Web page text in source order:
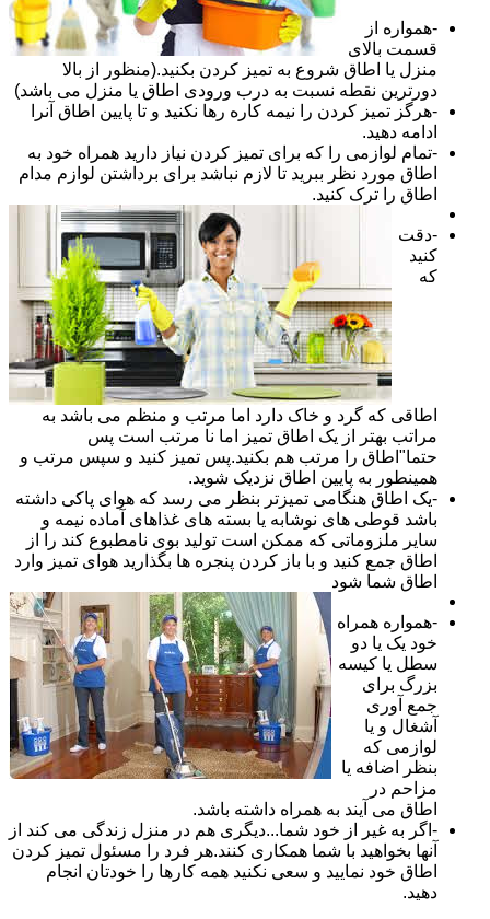
-همواره از
قسمت بالای
منزل یا اطاق شروع به تمیز کردن بکنید.(منظور از بالا
دورترین نقطه نسبت به درب ورودی اطاق یا منزل می باشد)
-هرگز تمیز کردن را نیمه کاره رها نکنید و تا پایین اطاق آنرا
ادامه دهید.
-تمام لوازمی را که برای تمیز کردن نیاز دارید همراه خود به
اطاق مورد نظر ببرید تا لازم نباشد برای برداشتن لوازم مدام
اطاق را ترک کنید.
-دقت
کنید
که
اطاقی که گرد و خاک دارد اما مرتب و منظم می باشد به
مراتب بهتر از یک اطاق تمیز اما نا مرتب است پس
حتما"اطاق را مرتب هم بکنید.پس تمیز کنید و سپس مرتب و
همینطور به پایین اطاق نزدیک شوید.
-یک اطاق هنگامی تمیزتر بنظر می رسد که هوای پاکی داشته
باشد قوطی های نوشابه یا بسته های غذاهای آماده نیمه و
سایر ملزوماتی که ممکن است تولید بوی نامطبوع کند را از
اطاق جمع کنید و با باز کردن پنجره ها بگذارید هوای تمیز وارد
اطاق شما شود
-همواره همراه
خود یک یا دو
سطل یا کیسه
بزرگ برای
جمع آوری
آشغال و یا
لوازمی که
بنظر اضافه یا
مزاحم در
اطاق می آیند به همراه داشته باشد.
-اگر به غیر از خود شما...دیگری هم در منزل زندگی می کند از
آنها بخواهید با شما همکاری کنند.هر فرد را مسئول تمیز کردن
اطاق خود نمایید و سعی نکنید همه کارها را خودتان انجام
دهید.